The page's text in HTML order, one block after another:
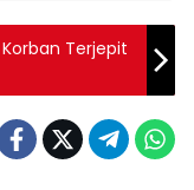
Terjepit